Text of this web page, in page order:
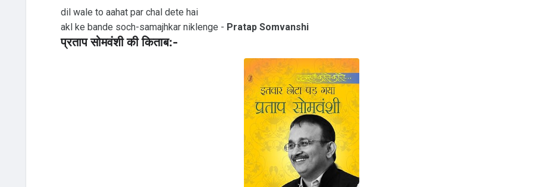
dil wale to aahat par chal dete hai
akl ke bande soch-samajhkar niklenge - Pratap Somvanshi
प्रताप सोमवंशी की किताब:-